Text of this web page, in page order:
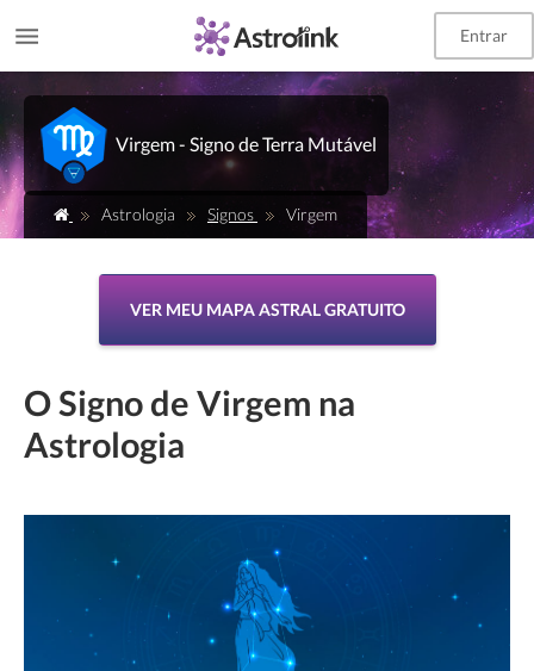
Entrar
Virgem - Signo de Terra Mutável
Astrologia Signos Virgem
VER MEU MAPA ASTRAL GRATUITO
O Signo de Virgem na
Astrologia